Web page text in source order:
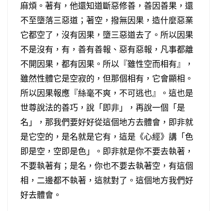
麻煩。著有，他還知道斷惡修善，善因善果，還
不至墮落三惡道；著空，撥無因果，造什麼惡業
它都空了，沒有因果，墮三惡道去了。所以因果
不是沒有，有，善有善報、惡有惡報，凡事都離
不開因果，都有因果。所以『雖性空而相有』，
雖然性體它是空寂的，但那個相有，它會顯相。
所以因果報應『絲毫不爽，不可逃也』。這也是
世尊說法的善巧，說「即非」，再說一個「是
名」，那我們要好好從這個地方去體會，即非就
是它空的，是名就是它有，這是《心經》講「色
即是空，空即是色」。即非就是你不要去執著，
不要執著有；是名，你也不要去執著空，有這個
相，二邊都不執著，這就對了。這個地方我們好
好去體會。